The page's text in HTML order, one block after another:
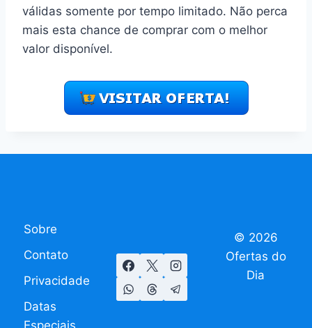
válidas somente por tempo limitado. Não perca
mais esta chance de comprar com o melhor
valor disponível.
Sobre
Contato
Privacidade
Datas
© 2026
Ofertas do
Dia